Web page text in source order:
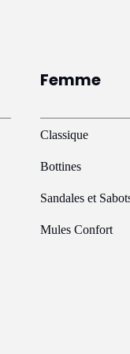
Femme
Classique
Bottines
Sandales et
Mules Confort